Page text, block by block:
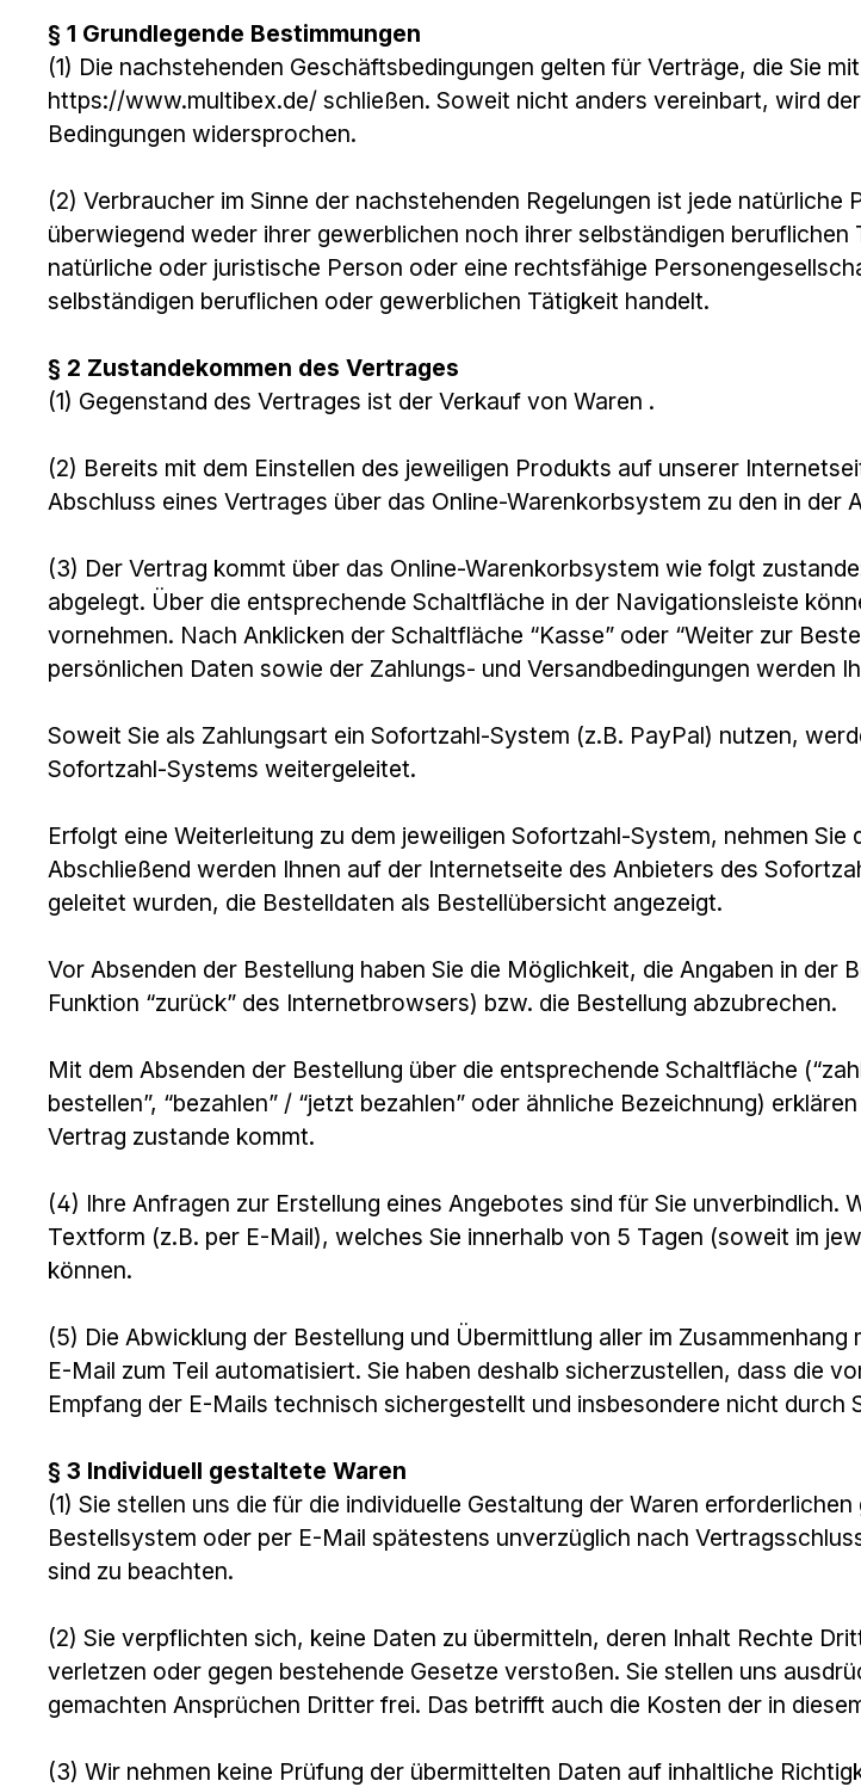
§ 1 Grundlegende Bestimmungen
(1) Die nachstehenden Geschäftsbedingungen gelten für Verträge, die Sie
https://www.multibex.de/ schließen. Soweit nicht anders vereinbart, wird
Bedingungen widersprochen.
(2) Verbraucher im Sinne der nachstehenden Regelungen ist jede
überwiegend weder ihrer gewerblichen noch ihrer selbständigen
natürliche oder juristische Person oder eine rechtsfähige
selbständigen beruflichen oder gewerblichen Tätigkeit handelt.
§ 2 Zustandekommen des Vertrages
(1) Gegenstand des Vertrages ist der Verkauf von Waren .
(2) Bereits mit dem Einstellen des jeweiligen Produkts auf unserer
Abschluss eines Vertrages über das Online-Warenkorbsystem zu den in der
(3) Der Vertrag kommt über das Online-Warenkorbsystem wie folgt
abgelegt. Über die entsprechende Schaltfläche in der Navigationsleiste
vornehmen. Nach Anklicken der Schaltfläche “Kasse” oder “Weiter zur
persönlichen Daten sowie der Zahlungs- und Versandbedingungen werden
Soweit Sie als Zahlungsart ein Sofortzahl-System (z.B. PayPal) nutzen,
Sofortzahl-Systems weitergeleitet.
Erfolgt eine Weiterleitung zu dem jeweiligen Sofortzahl-System, nehmen
Abschließend werden Ihnen auf der Internetseite des Anbieters des
geleitet wurden, die Bestelldaten als Bestellübersicht angezeigt.
Vor Absenden der Bestellung haben Sie die Möglichkeit, die Angaben in
Funktion “zurück” des Internetbrowsers) bzw. die Bestellung abzubrechen.
Mit dem Absenden der Bestellung über die entsprechende Schaltfläche
bestellen”, “bezahlen” / “jetzt bezahlen” oder ähnliche Bezeichnung)
Vertrag zustande kommt.
(4) Ihre Anfragen zur Erstellung eines Angebotes sind für Sie unverbindlich.
Textform (z.B. per E-Mail), welches Sie innerhalb von 5 Tagen (soweit im
können.
(5) Die Abwicklung der Bestellung und Übermittlung aller im
E-Mail zum Teil automatisiert. Sie haben deshalb sicherzustellen, dass die
Empfang der E-Mails technisch sichergestellt und insbesondere nicht durch
§ 3 Individuell gestaltete Waren
(1) Sie stellen uns die für die individuelle Gestaltung der Waren
Bestellsystem oder per E-Mail spätestens unverzüglich nach
sind zu beachten.
(2) Sie verpflichten sich, keine Daten zu übermitteln, deren Inhalt Rechte
verletzen oder gegen bestehende Gesetze verstoßen. Sie stellen uns
gemachten Ansprüchen Dritter frei. Das betrifft auch die Kosten der in
(3) Wir nehmen keine Prüfung der übermittelten Daten auf inhaltliche